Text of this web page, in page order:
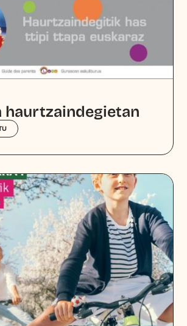
haurtzaindegietan